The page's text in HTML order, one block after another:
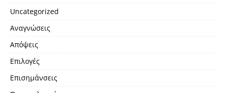
Uncategorized
Αναγνώσεις
Απόψεις
Επιλογές
Επισημάνσεις